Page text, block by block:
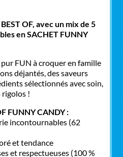
OF, avec un mix de 5
en SACHET FUNNY
pur FUN à croquer en famille
déjantés, des saveurs
sélectionnés avec soin,
rigolos !
FUNNY CANDY :
incontournables (62
et tendance
et respectueuses (100 %